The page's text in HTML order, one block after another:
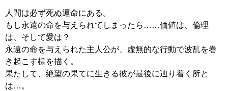
人間は必ず死ぬ運命にある。
もし永遠の命を与えられてしまったら……価値は、倫理
は、そして愛は？
永遠の命を与えられた主人公が、虚無的な行動で波乱を巻
き起こす様を描く。
果たして、絶望の果てに生きる彼が最後に辿り着く所と
は…。